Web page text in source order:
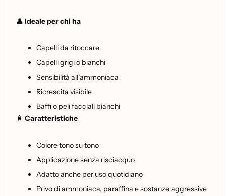
👤 Ideale per chi ha
Capelli da ritoccare
Capelli grigi o bianchi
Sensibilità all’ammoniaca
Ricrescita visibile
Baffi o peli facciali bianchi
🧴 Caratteristiche
Colore tono su tono
Applicazione senza risciacquo
Adatto anche per uso quotidiano
Privo di ammoniaca, paraffina e sostanze aggressive